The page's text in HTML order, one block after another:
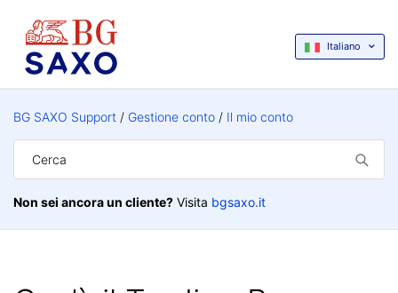
Italiano
BG SAXO Support Gestione conto Il mio conto
Non sei ancora un cliente? Visita bgsaxo.it